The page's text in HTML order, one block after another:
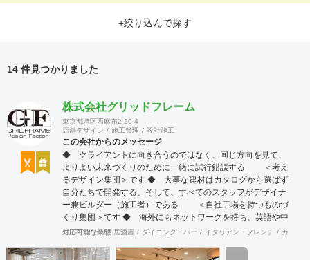
+絞り込んで探す
14 件見つかりました
株式会社グリッドフレーム
東京都港区西麻布2-20-4
店舗デザイン
施工管理 設計施工
この会社からのメッセージ
◆ クライアントに向き合うのではなく、同じ方向を見て、
よりよい未来づくりのために一緒に試行錯誤する ＜考え
るデザイン集団＞です ◆ 大事な建材はカタログから選ばず
自分たちで開発する、そして、すべてのスタッフがデザイナ
ー兼ビルダー（施工者）である ＜自社工場を持つものづ
くり集団＞です ◆ 海外にもネットワークを持ち、英語や中
国語に堪能なスタッフたちが、海外から国内への出店をスム
工案件、設計＋造作物の案件、施工案件、造作物制作など、
対応可能な業態 居酒屋 ダイニング・バー イタリアン・フレンチ カフェ